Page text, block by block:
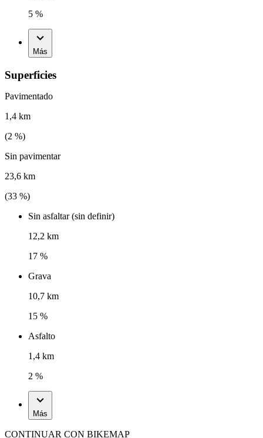
5 %
Más
Superficies
Pavimentado
1,4 km
(2 %)
Sin pavimentar
23,6 km
(33 %)
Sin asfaltar (sin definir)
12,2 km
17 %
Grava
10,7 km
15 %
Asfalto
1,4 km
2 %
Más
CONTINUAR CON BIKEMAP